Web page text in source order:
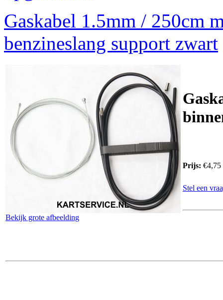
Gaskabel 1.5mm / 250cm
benzineslang support zwart
Bekijk grote afbeelding
Prijs: €4,75
Stel een